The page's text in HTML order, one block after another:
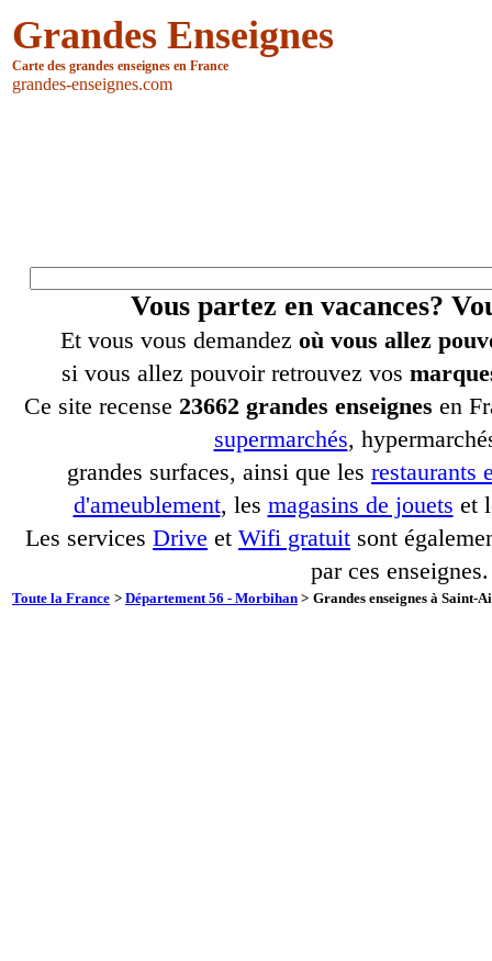
Grandes Enseignes
Carte des grandes enseignes en France
grandes-enseignes.com
Vous partez en vacances?
Et vous vous demandez où vous allez
si vous allez pouvoir retrouvez vos
Ce site recense 23662 grandes enseignes en
supermarchés,
grandes surfaces, ainsi que les restaurants
d'ameublement, les magasins de jouets et
Les services Drive et Wifi gratuit sont
par ces enseignes.
Toute la France > Département 56 - Morbihan > Grandes enseignes à Saint-